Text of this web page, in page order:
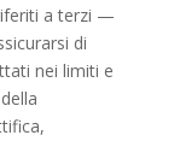
a terzi —
di
nei limiti e